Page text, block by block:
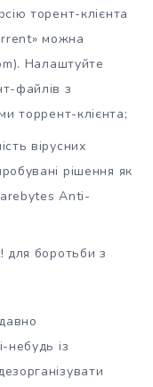
торент-клієнта
можна
Налаштуйте
файлів з
торрент-клієнта;
вірусних
рішення як
Anti-
для боротьби з
небудь із